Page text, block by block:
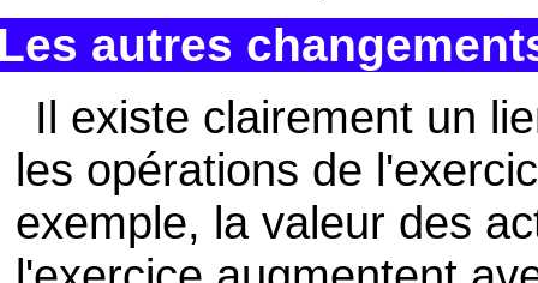
autres
Il existe clairement un
les opérations de
exemple, la valeur des